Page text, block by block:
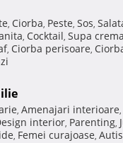
, Ciorba, Peste, Sos,
, Cocktail, Supa crema
, Ciorba perisoare,
, Amenajari interioare,
interior, Parenting,
, Femei curajoase,